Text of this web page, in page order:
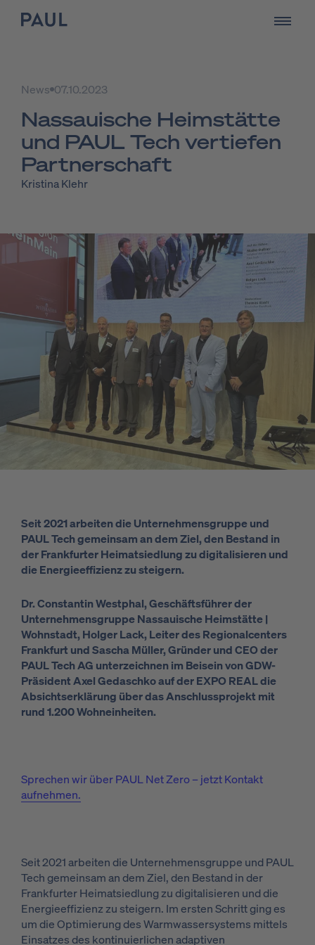
zur Startseite - PAUL Tech öffnen
News 07.10.2023
Nas­saui­sche Heim­stät­te
und PAUL Tech ver­tie­fen
Part­ner­schaft
Kristina Klehr
Seit 2021 arbeiten die Unternehmensgruppe und
PAUL Tech gemeinsam an dem Ziel, den Bestand in
der Frankfurter Heimatsiedlung zu digitalisieren und
die Energieeffizienz zu steigern.
Dr. Constantin Westphal, Geschäftsführer der
Unternehmensgruppe Nassauische Heimstätte |
Wohnstadt, Holger Lack, Leiter des Regionalcenters
Frankfurt und Sascha Müller, Gründer und CEO der
PAUL Tech AG unterzeichnen im Beisein von GDW-
Präsident Axel Gedaschko auf der EXPO REAL die
Absichtserklärung über das Anschlussprojekt mit
rund 1.200 Wohneinheiten.
Sprechen wir über PAUL Net Zero – jetzt Kontakt
aufnehmen.
Seit 2021 arbeiten die Unternehmensgruppe und PAUL
Tech gemeinsam an dem Ziel, den Bestand in der
Frankfurter Heimatsiedlung zu digitalisieren und die
Energieeffizienz zu steigern. Im ersten Schritt ging es
um die Optimierung des Warmwassersystems mittels
Einsatzes des kontinuierlichen adaptiven